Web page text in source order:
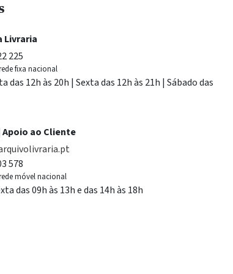
Livraria
225
fixa nacional
das 12h às 20h | Sexta das 12h às 21h | Sábado das
Apoio ao Cliente
578
móvel nacional
das 09h às 13h e das 14h às 18h